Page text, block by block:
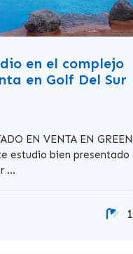
en el complejo
en Golf Del Sur
EN VENTA EN GREEN
estudio bien presentado
...
1